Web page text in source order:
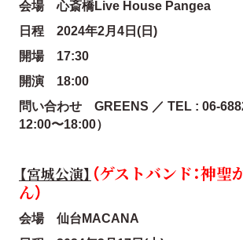
会場 心斎橋Live House Pangea
日程 2024年2月4日(日)
開場 17:30
開演 18:00
問い合わせ GREENS ／ TEL : 06-
12:00〜18:00）
【宮城公演】 （ゲストバンド：神
ん）
会場 仙台MACANA